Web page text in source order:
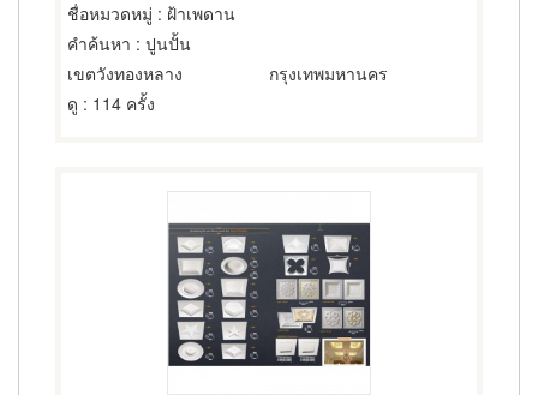
ชื่อหมวดหมู่ : ฝ้าเพดาน
คำค้นหา : ปูนปั้น
เขตวังทองหลาง
กรุงเทพมหานคร
ดู : 114 ครั้ง